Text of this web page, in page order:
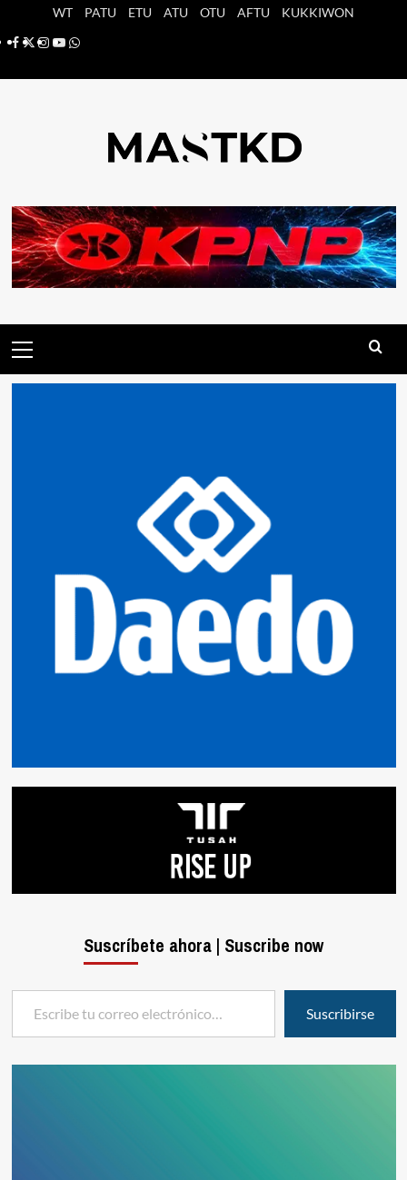
WT PATU ETU ATU OTU AFTU
KUKKIWON
Facebook
X Instagram
YouTube
Whatsapp
principal
Suscríbete ahora | Suscribe now
Escribe tu correo electrónico…
Suscribirse